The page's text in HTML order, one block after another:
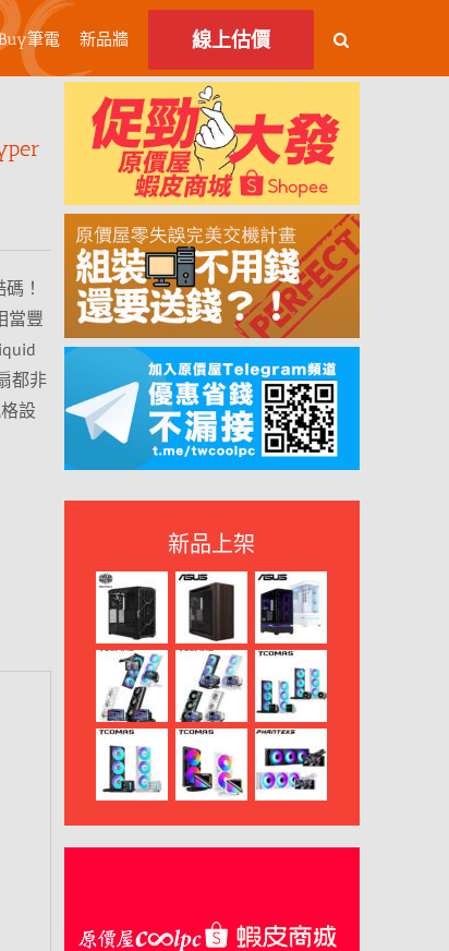
筆電 新品牆 線上估價
！
當豐
都非
設
新品上架